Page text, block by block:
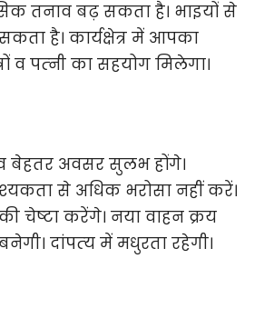
तनाव बढ़ सकता है। भाइयों से
है। कार्यक्षेत्र में आपका
व पत्‍नी का सहयोग मिलेगा।
अवसर सुलभ होंगे।
से अधिक भरोसा नहीं करें।
चेष्‍टा करेंगे। नया वाहन क्रय
दांपत्‍य में मधुरता रहेगी।